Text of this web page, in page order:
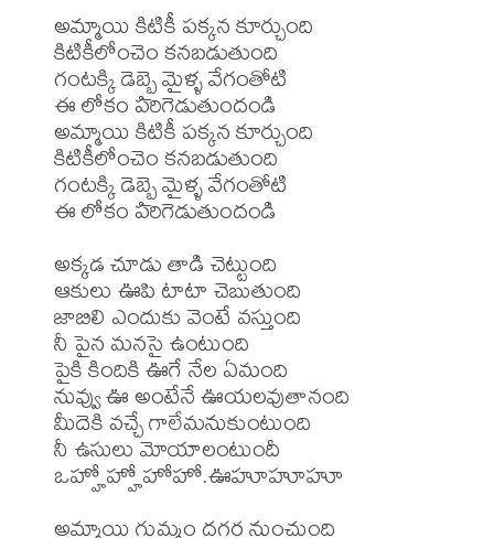
అమ్మాయి కిటికీ పక్కన కూర్చుంది
కిటికీలోంచెం కనబడుతుంది
గంటక్కి డెబ్బై మైళ్ళ వేగంతోటి
ఈ లోకం పరిగెడుతుందండి
అమ్మాయి కిటికీ పక్కన కూర్చుంది
కిటికీలోంచెం కనబడుతుంది
గంటక్కి డెబ్బై మైళ్ళ వేగంతోటి
ఈ లోకం పరిగెడుతుందండి
అక్కడ చూడు తాడి చెట్టుంది
ఆకులు ఊపి టాటా చెబుతుంది
జాబిలి ఎందుకు వెంటే వస్తుంది
నీ పైన మనసై ఉంటుంది
పైకి కిందికి ఊగే నేల ఏమంది
నువ్వు ఊ అంటేనే ఊయలవుతానంది
మీదెకి వచ్చే గాలేమనుకుంటుంది
నీ ఉసులు మోయాలంటుందీ
ఒహ్హోహ్హోహోహో.ఊహూహూహూ
అమ్మాయి గుమ్మం దగ్గర నుంచుంది